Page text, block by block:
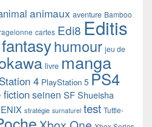
animaux aventure Bamboo
cartes Edi8 Editis
fantasyhumour jeu de
livre manga
4 PlayStation 5 PS4
fictionseinen SF Shueisha
stratégie surnaturel test Tuttle-